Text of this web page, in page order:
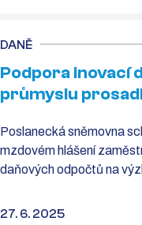
DANĚ
Podpora inovací
průmyslu
Poslanecká sněmovna
mzdovém hlášení
daňových odpočtů na
27. 6. 2025